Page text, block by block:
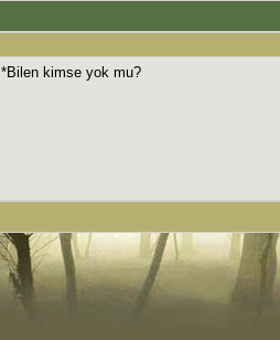
*Bilen kimse yok mu?